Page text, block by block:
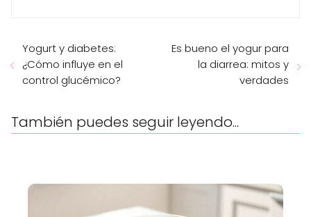
Yogurt y diabetes:
¿Cómo influye en el
control glucémico?
Es bueno el yogur para
la diarrea: mitos y
verdades
También puedes seguir leyendo...